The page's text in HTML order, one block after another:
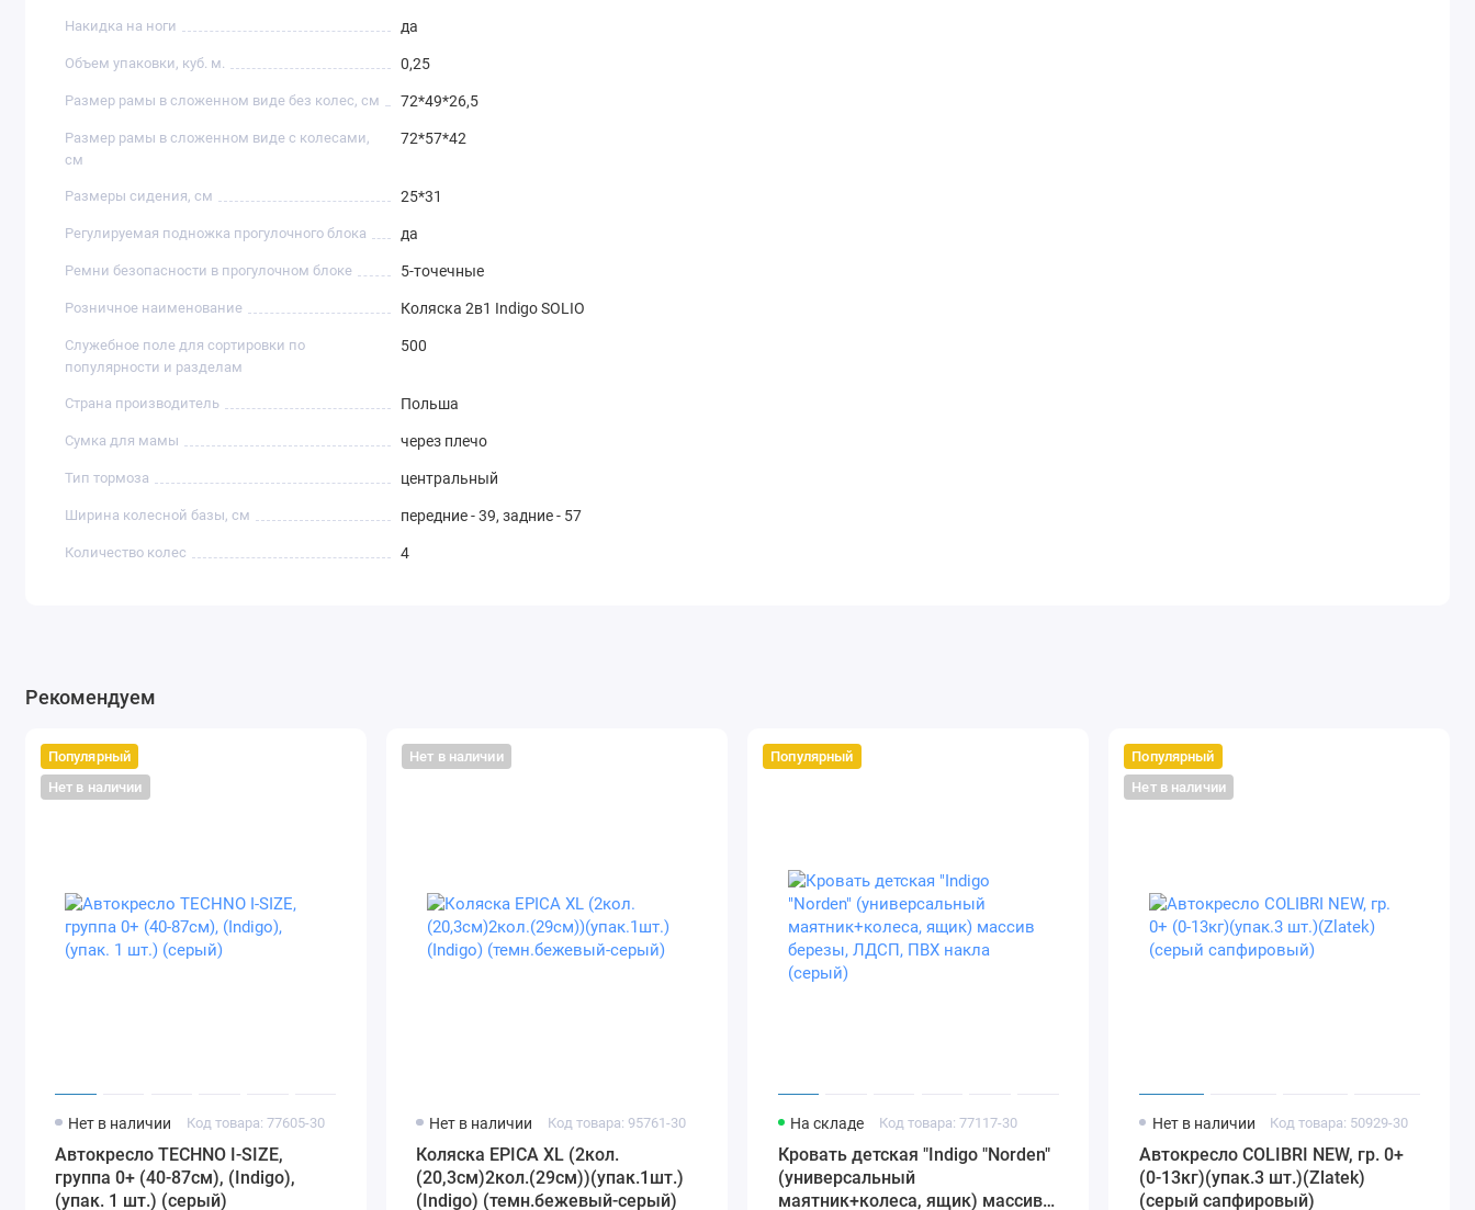
Накидка на ноги да
Объем упаковки, куб. м. 0,25
Размер рамы в сложенном виде без колес, см 72*49*26,5
Размер рамы в сложенном виде с колесами,
см
72*57*42
Размеры сидения, см 25*31
Регулируемая подножка прогулочного блока да
Ремни безопасности в прогулочном блоке 5-точечные
Розничное наименование Коляска 2в1 Indigo SOLIO
Служебное поле для сортировки по
популярности и разделам
500
Страна производитель Польша
Сумка для мамы через плечо
Тип тормоза центральный
Ширина колесной базы, см передние - 39, задние - 57
Количество колес 4
Рекомендуем
Популярный
Нет в наличии
Нет в наличии Код товара: 77605-30
Автокресло TECHNO I-SIZE,
группа 0+ (40-87см), (Indigo),
(упак. 1 шт.) (серый)
Нет в наличии
Нет в наличии Код товара: 95761-30
Коляска EPICA XL (2кол.
(20,3см)2кол.(29см))(упак.1шт.)
(Indigo) (темн.бежевый-серый)
Популярный
На складе Код товара: 77117-30
Кровать детская "Indigo "Norden"
(универсальный
маятник+колеса, ящик) массив
Популярный
Нет в наличии
Нет в наличии Код товара: 50929-30
Автокресло COLIBRI NEW, гр. 0+
(0-13кг)(упак.3 шт.)(Zlatek)
(серый сапфировый)